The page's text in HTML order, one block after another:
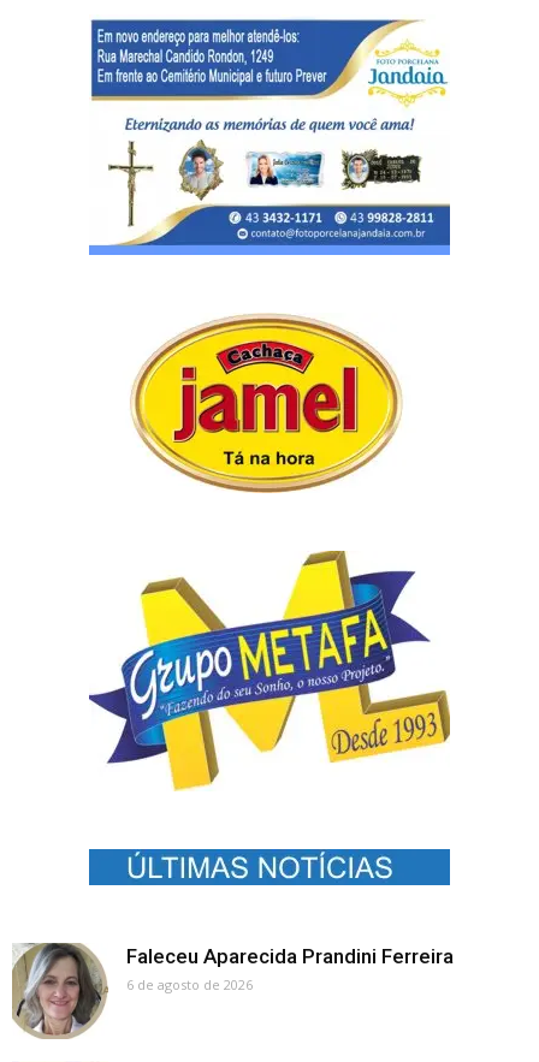
Faleceu Aparecida Prandini Ferreira
6 de agosto de 2026